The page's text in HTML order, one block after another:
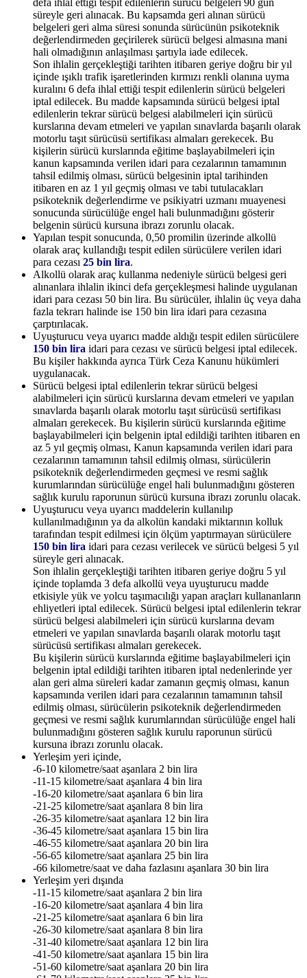
süreyle geri alınacak. Bu kapsamda geri alınan sürücü
belgeleri geri alma süresi sonunda sürücünün psikoteknik
değerlendirmeden geçirilerek sürücü belgesi almasına mani
hali olmadığının anlaşılması şartıyla iade edilecek.
Son ihlalin gerçekleştiği tarihten itibaren geriye doğru bir yıl
içinde ışıklı trafik işaretlerinden kırmızı renkli olanına uyma
kuralını 6 defa ihlal ettiği tespit edilenlerin sürücü belgeleri
iptal edilecek. Bu madde kapsamında sürücü belgesi iptal
edilenlerin tekrar sürücü belgesi alabilmeleri için sürücü
kurslarına devam etmeleri ve yapılan sınavlarda başarılı olarak
motorlu taşıt sürücüsü sertifikası almaları gerekecek. Bu
kişilerin sürücü kurslarında eğitime başlayabilmeleri için
kanun kapsamında verilen idari para cezalarının tamamının
tahsil edilmiş olması, sürücü belgesinin iptal tarihinden
itibaren en az 1 yıl geçmiş olması ve tabi tutulacakları
psikoteknik değerlendirme ve psikiyatri uzmanı muayenesi
sonucunda sürücülüğe engel hali bulunmadığını gösterir
belgenin sürücü kursuna ibrazı zorunlu olacak.
Yapılan tespit sonucunda, 0,50 promilin üzerinde alkollü
olarak araç kullandığı tespit edilen sürücülere verilen idari
para cezası 25 bin lira.
Alkollü olarak araç kullanma nedeniyle sürücü belgesi geri
alınanlara ihlalin ikinci defa gerçekleşmesi halinde uygulanan
idari para cezası 50 bin lira. Bu sürücüler, ihlalin üç veya daha
fazla tekrarı halinde ise 150 bin lira idari para cezasına
çarptırılacak.
Uyuşturucu veya uyarıcı madde aldığı tespit edilen sürücülere
150 bin lira idari para cezası ve sürücü belgesi iptal edilecek.
Bu kişiler hakkında ayrıca Türk Ceza Kanunu hükümleri
uygulanacak.
Sürücü belgesi iptal edilenlerin tekrar sürücü belgesi
alabilmeleri için sürücü kurslarına devam etmeleri ve yapılan
sınavlarda başarılı olarak motorlu taşıt sürücüsü sertifikası
almaları gerekecek. Bu kişilerin sürücü kurslarında eğitime
başlayabilmeleri için belgenin iptal edildiği tarihten itibaren en
az 5 yıl geçmiş olması, Kanun kapsamında verilen idari para
cezalarının tamamının tahsil edilmiş olması, sürücülerin
psikoteknik değerlendirmeden geçmesi ve resmi sağlık
kurumlarından sürücülüğe engel hali bulunmadığını gösteren
sağlık kurulu raporunun sürücü kursuna ibrazı zorunlu olacak.
Uyuşturucu veya uyarıcı maddelerin kullanılıp
kullanılmadığının ya da alkolün kandaki miktarının kolluk
tarafından tespit edilmesi için ölçüm yaptırmayan sürücülere
150 bin lira idari para cezası verilecek ve sürücü belgesi 5 yıl
süreyle geri alınacak.
Son ihlalin gerçekleştiği tarihten itibaren geriye doğru 5 yıl
içinde toplamda 3 defa alkollü veya uyuşturucu madde
etkisiyle yük ve yolcu taşımacılığı yapan araçları kullananların
ehliyetleri iptal edilecek. Sürücü belgesi iptal edilenlerin tekrar
sürücü belgesi alabilmeleri için sürücü kurslarına devam
etmeleri ve yapılan sınavlarda başarılı olarak motorlu taşıt
sürücüsü sertifikası almaları gerekecek.
Bu kişilerin sürücü kurslarında eğitime başlayabilmeleri için
belgenin iptal edildiği tarihten itibaren iptal nedenlerinde yer
alan geri alma süreleri kadar zamanın geçmiş olması, kanun
kapsamında verilen idari para cezalarının tamamının tahsil
edilmiş olması, sürücülerin psikoteknik değerlendirmeden
geçmesi ve resmi sağlık kurumlarından sürücülüğe engel hali
bulunmadığını gösteren sağlık kurulu raporunun sürücü
kursuna ibrazı zorunlu olacak.
Yerleşim yeri içinde,
-6-10 kilometre/saat aşanlara 2 bin lira
-11-15 kilometre/saat aşanlara 4 bin lira
-16-20 kilometre/saat aşanlara 6 bin lira
-21-25 kilometre/saat aşanlara 8 bin lira
-26-35 kilometre/saat aşanlara 12 bin lira
-36-45 kilometre/saat aşanlara 15 bin lira
-46-55 kilometre/saat aşanlara 20 bin lira
-56-65 kilometre/saat aşanlara 25 bin lira
-66 kilometre/saat ve daha fazlasını aşanlara 30 bin lira
Yerleşim yeri dışında
-11-15 kilometre/saat aşanlara 2 bin lira
-16-20 kilometre/saat aşanlara 4 bin lira
-21-25 kilometre/saat aşanlara 6 bin lira
-26-30 kilometre/saat aşanlara 8 bin lira
-31-40 kilometre/saat aşanlara 12 bin lira
-41-50 kilometre/saat aşanlara 15 bin lira
-51-60 kilometre/saat aşanlara 20 bin lira